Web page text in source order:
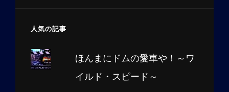
人気の記事
ほんまにドムの愛車や！～ワ
イルド・スピード～